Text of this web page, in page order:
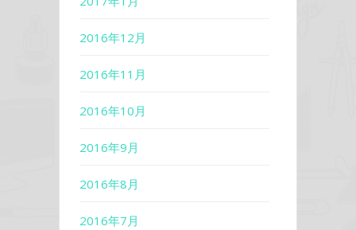
2016年12月
2016年11月
2016年10月
2016年9月
2016年8月
2016年7月